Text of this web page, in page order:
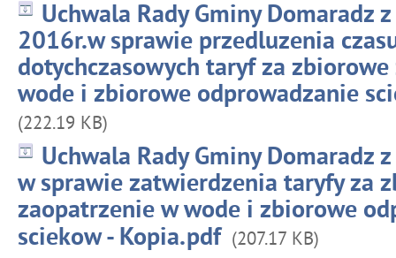
Uchwala Rady Gminy Domaradz
2016r.w sprawie przedluzenia
dotychczasowych taryf za
wode i zbiorowe odprowadzanie
(222.19 KB)
Uchwala Rady Gminy Domaradz
w sprawie zatwierdzenia taryfy za
zaopatrzenie w wode i zbiorowe
sciekow - Kopia.pdf (207.17 KB)